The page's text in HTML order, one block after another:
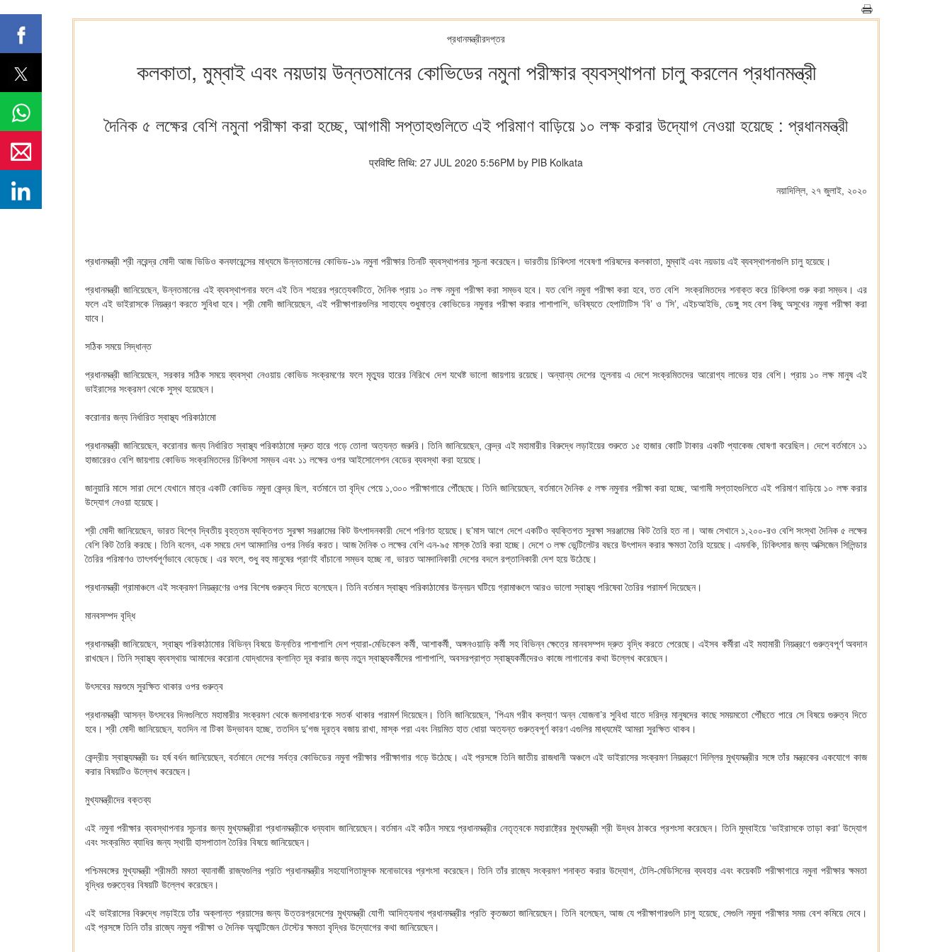
প্রধানমন্ত্রীরদপ্তর
কলকাতা, মুম্বাই এবং নয়ডায় উন্নতমানের কোভিডের নমুনা পরীক্ষার ব্যবস্থাপনা চালু করলেন প্রধানমন্ত্রী
দৈনিক ৫ লক্ষের বেশি নমুনা পরীক্ষা করা হচ্ছে, আগামী সপ্তাহগুলিতে এই পরিমাণ বাড়িয়ে ১০ লক্ষ করার উদ্যোগ নেওয়া হয়েছে : প্রধানমন্ত্রী
प्रविष्टि तिथि: 27 JUL 2020 5:56PM by PIB Kolkata
নয়াদিল্লি, ২৭ জুলাই, ২০২০
প্রধানমন্ত্রী শ্রী নরেন্দ্র মোদী আজ ভিডিও কনফারেন্সের মাধ্যমে উন্নতমানের কোভিড-১৯ নমুনা পরীক্ষার তিনটি ব্যবস্থাপনার সূচনা করেছেন। ভারতীয় চিকিৎসা গবেষণা পরিষদের কলকাতা, মুম্বাই এবং নয়ডায় এই ব্যবস্থাপনাগুলি চালু হয়েছে।
প্রধানমন্ত্রী জানিয়েছেন, উন্নতমানের এই ব্যবস্থাপনার ফলে এই তিন শহরের প্রত্যেকটিতে, দৈনিক প্রায় ১০ লক্ষ নমুনা পরীক্ষা করা সম্ভব হবে। যত বেশি নমুনা পরীক্ষা করা হবে, তত বেশি সংক্রমিতদের শনাক্ত করে চিকিৎসা শুরু করা সম্ভব। এর
ফলে এই ভাইরাসকে নিয়ন্ত্রণ করতে সুবিধা হবে। শ্রী মোদী জানিয়েছেন, এই পরীক্ষাগারগুলির সাহায্যে শুধুমাত্র কোভিডের নমুনার পরীক্ষা করার পাশাপাশি, ভবিষ্যতে হেপাটাটিস ‘বি’ ও ‘সি’, এইচআইভি, ডেঙ্গু সহ বেশ কিছু অসুখের নমুনা পরীক্ষা করা
যাবে।
সঠিক সময়ে সিদ্ধান্ত
প্রধানমন্ত্রী জানিয়েছেন, সরকার সঠিক সময়ে ব্যবস্থা নেওয়ায় কোভিড সংক্রমণের ফলে মৃত্যুর হারের নিরিখে দেশ যথেষ্ট ভালো জায়গায় রয়েছে। অন্যান্য দেশের তুলনায় এ দেশে সংক্রমিতদের আরোগ্য লাভের হার বেশি। প্রায় ১০ লক্ষ মানুষ এই
ভাইরাসের সংক্রমণ থেকে সুস্থ হয়েছেন।
করোনার জন্য নির্ধারিত স্বাস্থ্য পরিকাঠামো
প্রধানমন্ত্রী জানিয়েছেন, করোনার জন্য নির্ধারিত স্বাস্থ্য পরিকাঠামো দ্রুত হারে গড়ে তোলা অত্যন্ত জরুরি। তিনি জানিয়েছেন, কেন্দ্র এই মহামারীর বিরুদ্ধে লড়াইয়ের শুরুতে ১৫ হাজার কোটি টাকার একটি প্যাকেজ ঘোষণা করেছিল। দেশে বর্তমানে ১১
হাজারেরও বেশি জায়গায় কোভিড সংক্রমিতদের চিকিৎসা সম্ভব এবং ১১ লক্ষের ওপর আইসোলেশন বেডের ব্যবস্থা করা হয়েছে।
জানুয়ারি মাসে সারা দেশে যেখানে মাত্র একটি কোভিড নমুনা কেন্দ্র ছিল, বর্তমানে তা বৃদ্ধি পেয়ে ১,৩০০ পরীক্ষাগারে পৌঁছেছে। তিনি জানিয়েছেন, বর্তমানে দৈনিক ৫ লক্ষ নমুনার পরীক্ষা করা হচ্ছে, আগামী সপ্তাহগুলিতে এই পরিমাণ বাড়িয়ে ১০ লক্ষ করার
উদ্যোগ নেওয়া হয়েছে।
শ্রী মোদী জানিয়েছেন, ভারত বিশ্বে দ্বিতীয় বৃহত্তম ব্যক্তিগত সুরক্ষা সরঞ্জামের কিট উৎপাদনকারী দেশে পরিণত হয়েছে। ছ’মাস আগে দেশে একটিও ব্যক্তিগত সুরক্ষা সরঞ্জামের কিট তৈরি হত না। আজ সেখানে ১,২০০-রও বেশি সংস্থা দৈনিক ৫ লক্ষের
বেশি কিট তৈরি করছে। তিনি বলেন, এক সময়ে দেশ আমদানির ওপর নির্ভর করত। আজ দৈনিক ৩ লক্ষের বেশি এন-৯৫ মাস্ক তৈরি করা হচ্ছে। দেশে ৩ লক্ষ ভেন্টিলেটর বছরে উৎপাদন করার ক্ষমতা তৈরি হয়েছে। এমনকি, চিকিৎসার জন্য অক্সিজেন সিলিন্ডার
তৈরির পরিমাণও তাৎপর্যপূর্ণভাবে বেড়েছে। এর ফলে, শুধু বহু মানুষের প্রাণই বাঁচানো সম্ভব হচ্ছে না, ভারত আমদানিকারী দেশের বদলে রপ্তানিকারী দেশ হয়ে উঠেছে।
প্রধানমন্ত্রী গ্রামাঞ্চলে এই সংক্রমণ নিয়ন্ত্রণের ওপর বিশেষ গুরুত্ব দিতে বলেছেন। তিনি বর্তমান স্বাস্থ্য পরিকাঠামোর উন্নয়ন ঘটিয়ে গ্রামাঞ্চলে আরও ভালো স্বাস্থ্য পরিষেবা তৈরির পরামর্শ দিয়েছেন।
মানবসম্পদ বৃদ্ধি
প্রধানমন্ত্রী জানিয়েছেন, স্বাস্থ্য পরিকাঠামোর বিভিন্ন বিষয়ে উন্নতির পাশাপাশি দেশ প্যারা-মেডিকেল কর্মী, আশাকর্মী, অঙ্গনওয়াড়ি কর্মী সহ বিভিন্ন ক্ষেত্রে মানবসম্পদ দ্রুত বৃদ্ধি করতে পেরেছে। এইসব কর্মীরা এই মহামারী নিয়ন্ত্রণে গুরুত্বপূর্ণ অবদান
রাখছেন। তিনি স্বাস্থ্য ব্যবস্থায় আমাদের করোনা যোদ্ধাদের ক্লান্তি দূর করার জন্য নতুন স্বাস্থ্যকর্মীদের পাশাপাশি, অবসরপ্রাপ্ত স্বাস্থ্যকর্মীদেরও কাজে লাগানোর কথা উল্লেখ করেছেন।
উৎসবের মরশুমে সুরক্ষিত থাকার ওপর গুরুত্ব
প্রধানমন্ত্রী আসন্ন উৎসবের দিনগুলিতে মহামারীর সংক্রমণ থেকে জনসাধারণকে সতর্ক থাকার পরামর্শ দিয়েছেন। তিনি জানিয়েছেন, ‘পিএম গরীব কল্যাণ অন্ন যোজনা’র সুবিধা যাতে দরিদ্র মানুষদের কাছে সময়মতো পৌঁছতে পারে সে বিষয়ে গুরুত্ব দিতে
হবে। শ্রী মোদী জানিয়েছেন, যতদিন না টিকা উদ্ভাবন হচ্ছে, ততদিন দু’গজ দূরত্ব বজায় রাখা, মাস্ক পরা এবং নিয়মিত হাত ধোয়া অত্যন্ত গুরুত্বপূর্ণ কারণ এগুলির মাধ্যমেই আমরা সুরক্ষিত থাকব।
কেন্দ্রীয় স্বাস্থ্যমন্ত্রী ডঃ হর্ষ বর্ধন জানিয়েছেন, বর্তমানে দেশের সর্বত্র কোভিডের নমুনা পরীক্ষার পরীক্ষাগার গড়ে উঠেছে। এই প্রসঙ্গে তিনি জাতীয় রাজধানী অঞ্চলে এই ভাইরাসের সংক্রমণ নিয়ন্ত্রণে দিল্লির মুখ্যমন্ত্রীর সঙ্গে তাঁর মন্ত্রকের একযোগে কাজ
করার বিষয়টিও উল্লেখ করেছেন।
মুখ্যমন্ত্রীদের বক্তব্য
এই নমুনা পরীক্ষার ব্যবস্থাপনার সূচনার জন্য মুখ্যমন্ত্রীরা প্রধানমন্ত্রীকে ধন্যবাদ জানিয়েছেন। বর্তমান এই কঠিন সময়ে প্রধানমন্ত্রীর নেতৃত্বকে মহারাষ্ট্রের মুখ্যমন্ত্রী শ্রী উদ্ধব ঠাকরে প্রশংসা করেছেন। তিনি মুম্বাইয়ে ‘ভাইরাসকে তাড়া করা’ উদ্যোগ
এবং সংক্রমিত ব্যাধির জন্য স্থায়ী হাসপাতাল তৈরির বিষয়ে জানিয়েছেন।
পশ্চিমবঙ্গের মুখ্যমন্ত্রী শ্রীমতী মমতা ব্যানার্জী রাজ্যগুলির প্রতি প্রধানমন্ত্রীর সহযোগিতামূলক মনোভাবের প্রশংসা করেছেন। তিনি তাঁর রাজ্যে সংক্রমণ শনাক্ত করার উদ্যোগ, টেলি-মেডিসিনের ব্যবহার এবং কয়েকটি পরীক্ষাগারে নমুনা পরীক্ষার ক্ষমতা
বৃদ্ধির গুরুত্বের বিষয়টি উল্লেখ করেছেন।
এই ভাইরাসের বিরুদ্ধে লড়াইয়ে তাঁর অক্লান্ত প্রয়াসের জন্য উত্তরপ্রদেশের মুখ্যমন্ত্রী যোগী আদিত্যনাথ প্রধানমন্ত্রীর প্রতি কৃতজ্ঞতা জানিয়েছেন। তিনি বলেছেন, আজ যে পরীক্ষাগারগুলি চালু হয়েছে, সেগুলি নমুনা পরীক্ষার সময় বেশ কমিয়ে দেবে।
এই প্রসঙ্গে তিনি তাঁর রাজ্যে নমুনা পরীক্ষা ও দৈনিক অ্যান্টিজেন টেস্টের ক্ষমতা বৃদ্ধির উদ্যোগের কথা জানিয়েছেন।